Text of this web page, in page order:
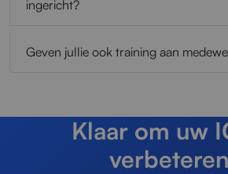
ingericht?
Geven jullie ook training aan
Klaar om uw